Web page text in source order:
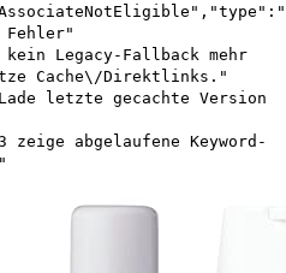
Fehler"
Legacy-Fallback mehr
Cache\/Direktlinks."
letzte gecachte Version
zeige abgelaufene Keyword-